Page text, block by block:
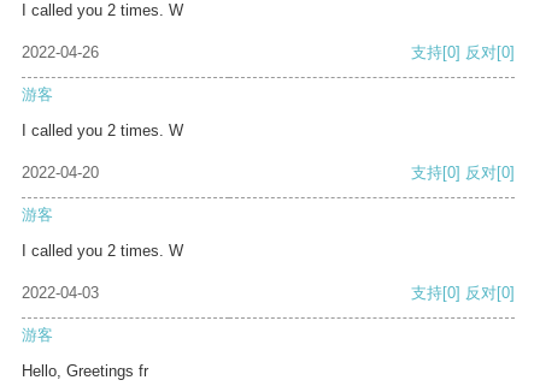
I called you 2 times. W
2022-04-26 支持[0] 反对[0]
游客
I called you 2 times. W
2022-04-20 支持[0] 反对[0]
游客
I called you 2 times. W
2022-04-03 支持[0] 反对[0]
游客
Hello, Greetings fr